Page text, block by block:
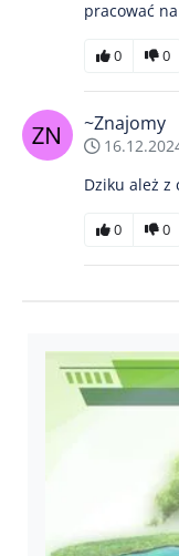
pracować
0 0
~Znajomy
Dziku ależ z
0 0